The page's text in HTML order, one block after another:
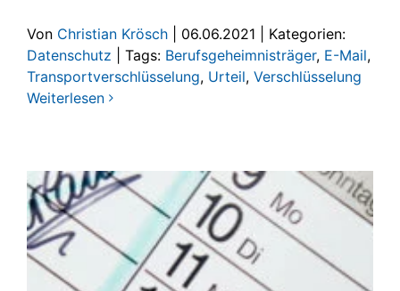
Von Christian Krösch 06.06.2021
Kategorien:
Datenschutz
Tags: Berufsgeheimnisträger, E-Mail,
Transportverschlüsselung, Urteil, Verschlüsselung
Weiterlesen